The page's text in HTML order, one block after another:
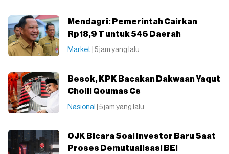
Mendagri: Pemerintah Cairkan
Rp18,9 T untuk 546 Daerah
Market | 5 jam yang lalu
Besok, KPK Bacakan Dakwaan Yaqut
Cholil Qoumas Cs
Nasional | 5 jam yang lalu
OJK Bicara Soal Investor Baru Saat
Proses Demutualisasi BEI